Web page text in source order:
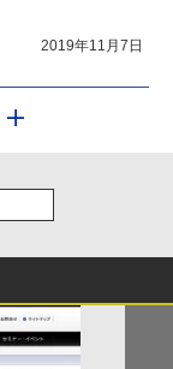
2019年11月7日